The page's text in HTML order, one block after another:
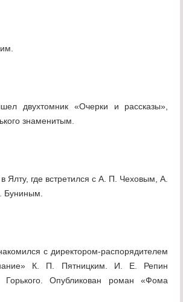
двухтомник «Очерки и рассказы»,
знаменитым.
Ялту, где встретился с А. П. Чеховым, А.
Буниным.
с директором-распорядителем
К. П. Пятницким. И. Е. Репин
Горького. Опубликован роман «Фома